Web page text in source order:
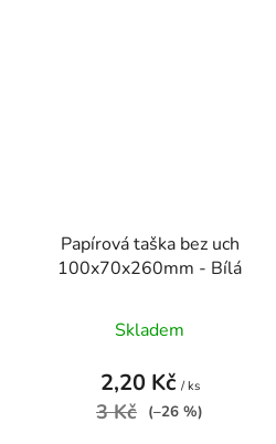
Papírová taška bez uch
100x70x260mm - Bílá
Skladem
2,20 Kč / ks
3 Kč (–26 %)